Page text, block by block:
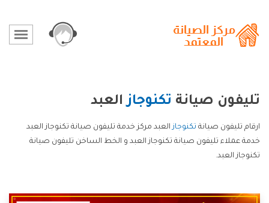
تليفون صيانة تكنوجازالعبد
ارقام تليفون صيانة تكنوجازالعبد مركز خدمة تليفون صيانة تكنوجاز العبد
خدمة عملاء تليفون صيانة تكنوجاز العبد و الخط الساخن تليفون صيانة
تكنوجاز العبد.